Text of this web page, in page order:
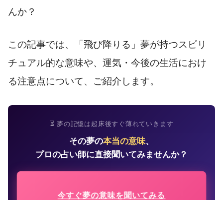
んか？
この記事では、「飛び降りる」夢が持つスピリ
チュアル的な意味や、運気・今後の生活におけ
る注意点について、ご紹介します。
⏳ 夢の記憶は起床後すぐ薄れていきます
その夢の本当の意味、
プロの占い師に直接聞いてみませんか？
今すぐ夢の意味を聞いてみる